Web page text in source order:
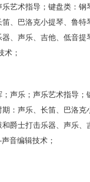
艺术指导；键盘类：
、巴洛克小提琴、鲁
、声乐、吉他、低音
；
声乐；声乐艺术指导
：声乐、长笛、巴洛
爵士打击乐器、声乐
音编辑技术；